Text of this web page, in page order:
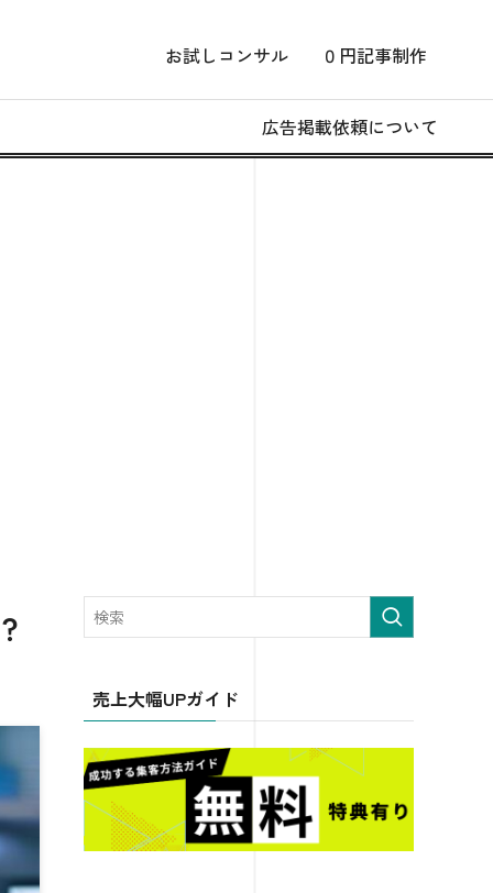
お試しコンサル ０円記事制作
広告掲載依頼について
売上大幅UPガイド